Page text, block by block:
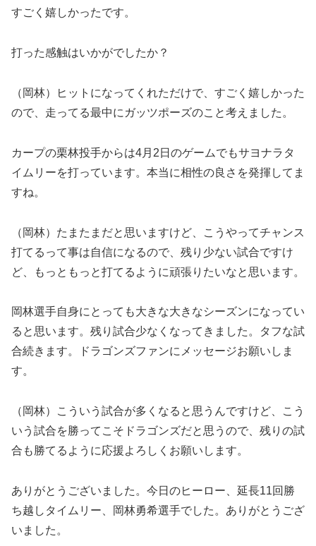
すごく嬉しかったです。
打った感触はいかがでしたか？
（岡林）ヒットになってくれただけで、すごく嬉しかった
ので、走ってる最中にガッツポーズのこと考えました。
カープの栗林投手からは4月2日のゲームでもサヨナラタ
イムリーを打っています。本当に相性の良さを発揮してま
すね。
（岡林）たまたまだと思いますけど、こうやってチャンス
打てるって事は自信になるので、残り少ない試合ですけ
ど、もっともっと打てるように頑張りたいなと思います。
岡林選手自身にとっても大きな大きなシーズンになってい
ると思います。残り試合少なくなってきました。タフな試
合続きます。ドラゴンズファンにメッセージお願いしま
す。
（岡林）こういう試合が多くなると思うんですけど、こう
いう試合を勝ってこそドラゴンズだと思うので、残りの試
合も勝てるように応援よろしくお願いします。
ありがとうございました。今日のヒーロー、延長11回勝
ち越しタイムリー、岡林勇希選手でした。ありがとうござ
いました。